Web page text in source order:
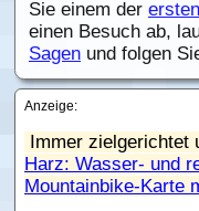
Sie einem der
einen Besuch ab,
Sagen und folgen
Anzeige:
Immer zielgerichtet
Harz: Wasser- und
Mountainbike-Karte